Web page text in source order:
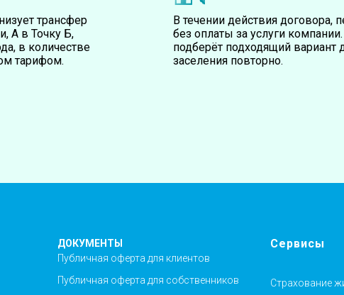
трансфер
А в Точку Б,
в количестве
тарифом.
В течении действия договора,
без оплаты за услуги
подберёт подходящий вариант
заселения повторно.
ДОКУМЕНТЫ
Публичная оферта для клиентов
Публичная оферта для собственников
Сервисы
Страхование